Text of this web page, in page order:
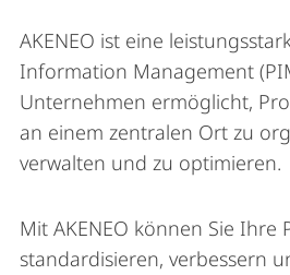
AKENEO ist eine
Information Management
Unternehmen ermöglicht,
an einem zentralen Ort zu
verwalten und zu optimieren.
Mit AKENEO können Sie Ihre
standardisieren, verbessern